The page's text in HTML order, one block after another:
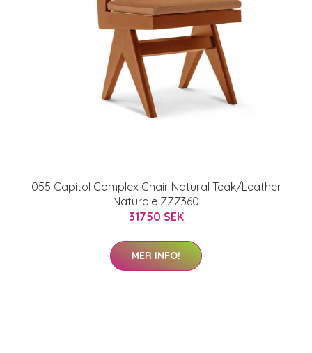
055 Capitol Complex Chair Natural Teak/Leather
Naturale ZZZ360
31750 SEK
MER INFO!